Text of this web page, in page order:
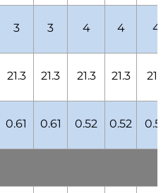
3 3 4 4 4
21.3 21.3 21.3 21.3 21.3
0.61 0.61 0.52 0.52 0.52